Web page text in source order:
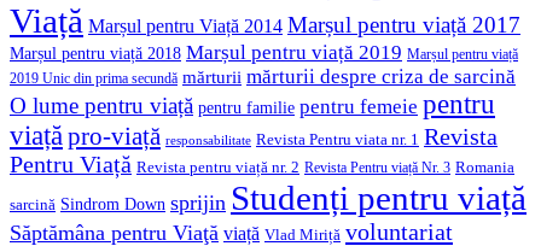
Viață Marșul pentru Viață 2014 Marșul pentru viață 2017
Marșul pentru viață 2018 Marșul pentru viață 2019 Marșul pentru viață
2019 Unic din prima secundă mărturii mărturii despre criza de sarcină
O lume pentru viață pentru familie pentru femeie pentru
viață pro-viață responsabilitate Revista Pentru viata nr. 1 Revista
Pentru Viață Revista pentru viață nr. 2 Revista Pentru viață Nr. 3 Romania
sarcină Sindrom Down sprijin Studenți pentru viață
Săptămâna pentru Viaţă viață Vlad Miriță voluntariat